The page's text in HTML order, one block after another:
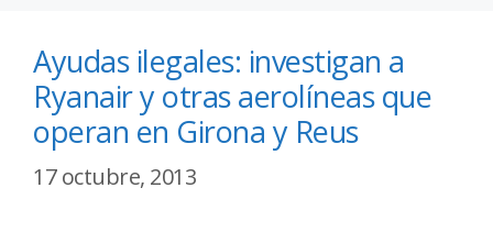
Ayudas ilegales: investigan a
Ryanair y otras aerolíneas que
operan en Girona y Reus
17 octubre, 2013